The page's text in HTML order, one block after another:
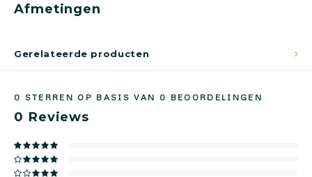
Afmetingen
Gerelateerde producten
0 STERREN OP BASIS VAN 0 BEOORDELINGEN
0 Reviews